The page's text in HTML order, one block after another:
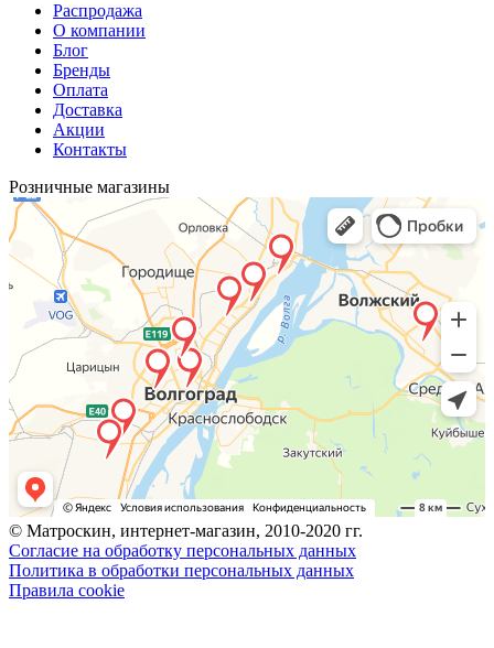
Распродажа
О компании
Блог
Бренды
Оплата
Доставка
Акции
Контакты
Розничные магазины
© Матроскин, интернет-магазин, 2010-2020 гг.
Согласие на обработку персональных данных
Политика в обработки персональных данных
Правила cookie